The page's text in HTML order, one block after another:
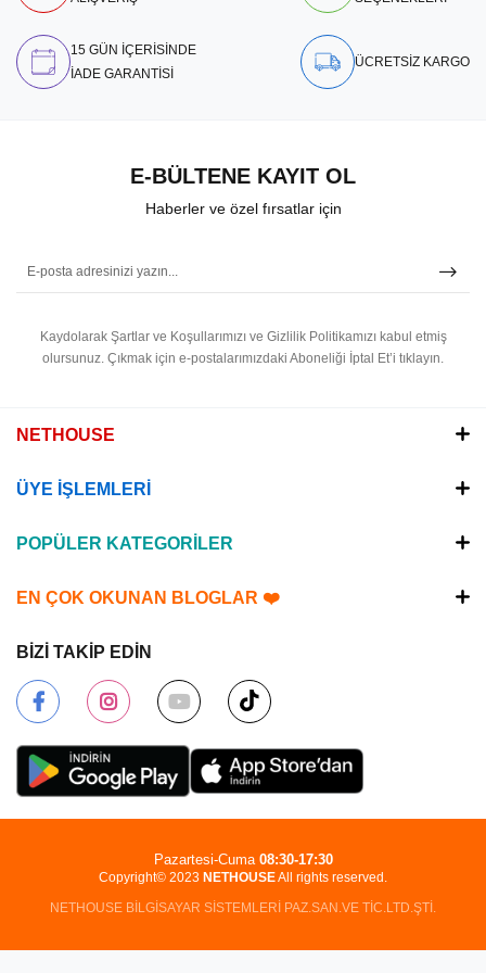
15 GÜN İÇERİSİNDE
İADE GARANTİSİ
ÜCRETSİZ KARGO
E-BÜLTENE KAYIT OL
Haberler ve özel fırsatlar için
Kaydolarak Şartlar ve Koşullarımızı ve Gizlilik Politikamızı kabul etmiş
olursunuz. Çıkmak için e-postalarımızdaki Aboneliği İptal Et’i tıklayın.
NETHOUSE
ÜYE İŞLEMLERİ
POPÜLER KATEGORİLER
EN ÇOK OKUNAN BLOGLAR ❤️
BİZİ TAKİP EDİN
Copyright© 2023 NETHOUSEAll rights reserved.
NETHOUSE BİLGİSAYAR SİSTEMLERİ PAZ.SAN.VE TİC.LTD.ŞTİ.
Pazartesi-Cuma 08:30-17:30